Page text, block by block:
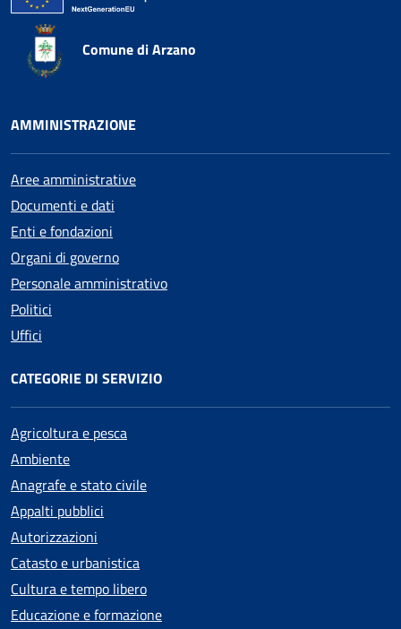
Comune di Arzano
AMMINISTRAZIONE
Aree amministrative
Documenti e dati
Enti e fondazioni
Organi di governo
Personale amministrativo
Politici
Uffici
CATEGORIE DI SERVIZIO
Agricoltura e pesca
Ambiente
Anagrafe e stato civile
Appalti pubblici
Autorizzazioni
Catasto e urbanistica
Cultura e tempo libero
Educazione e formazione